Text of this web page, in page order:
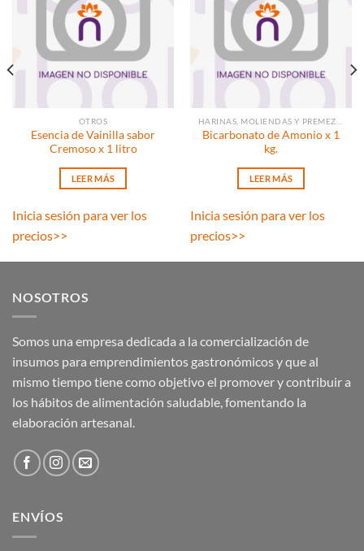
OTROS
Esencia de Vainilla sabor
Cremoso x 1 litro
LEER MÁS
Inicia sesión para ver los
precios>>
Bicarbonato de Amonio x 1
kg.
LEER MÁS
Inicia sesión para ver los
precios>>
NOSOTROS
Somos una empresa dedicada a la comercialización de
insumos para emprendimientos gastronómicos y que al
mismo tiempo tiene como objetivo el promover y contribuir a
los hábitos de alimentación saludable, fomentando la
elaboración artesanal.
ENVÍOS